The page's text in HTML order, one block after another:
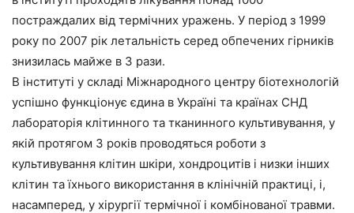
постраждалих від термічних уражень. У період з 1999
року по 2007 рік летальність серед обпечених гірників
знизилась майже в 3 рази.
В інституті у складі Міжнародного центру біотехнологій
успішно функціонує єдина в Україні та країнах СНД
лабораторія клітинного та тканинного культивування, у
якій протягом 3 років проводяться роботи з
культивування клітин шкіри, хондроцитів і низки інших
клітин та їхнього використання в клінічній практиці, і,
насамперед, у хірургії термічної і комбінованої травми.